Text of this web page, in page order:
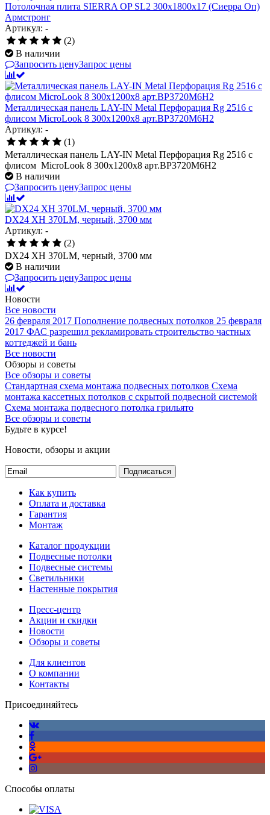
Потолочная плита SIERRA OP SL2 300x1800x17 (Сиерра Оп)
Армстронг
Артикул: -
(2)
В наличии
Запросить ценуЗапрос цены
Металлическая панель LAY-IN Metal Перфорация Rg 2516 с
флисом MicroLook 8 300x1200x8 арт.BP3720M6H2
Артикул: -
(1)
Металлическая панель LAY-IN Metal Перфорация Rg 2516 с
флисом MicroLook 8 300x1200x8 арт.BP3720M6H2
В наличии
Запросить ценуЗапрос цены
DX24 XH 370LM, черный, 3700 мм
Артикул: -
(2)
DX24 XH 370LM, черный, 3700 мм
В наличии
Запросить ценуЗапрос цены
Новости
Все новости
26 февраля 2017 Пополнение подвесных потолков 25 февраля
2017 ФАС разрешил рекламировать строительство частных
коттеджей и бань
Все новости
Обзоры и советы
Все обзоры и советы
Стандартная схема монтажа подвесных потолков Схема
монтажа кассетных потолков с скрытой подвесной системой
Схема монтажа подвесного потолка грильято
Все обзоры и советы
Будьте в курсе!
Новости, обзоры и акции
Подписаться
Как купить
Оплата и доставка
Гарантия
Монтаж
Каталог продукции
Подвесные потолки
Подвесные системы
Светильники
Настенные покрытия
Пресс-центр
Акции и скидки
Новости
Обзоры и советы
Для клиентов
О компании
Контакты
Присоединяйтесь
Способы оплаты